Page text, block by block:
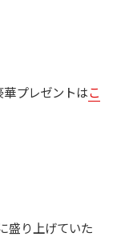
プレゼントはこ
盛り上げていた